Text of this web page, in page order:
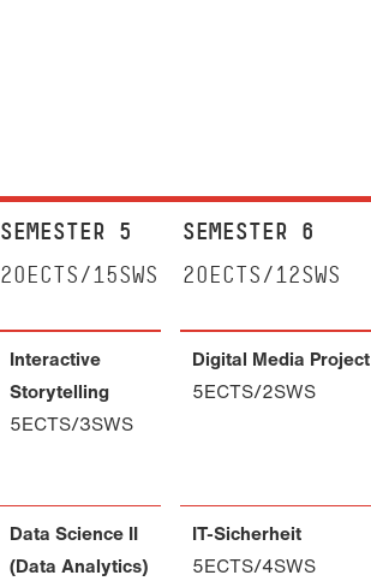
SEMESTER 5
20ECTS/15SWS
SEMESTER 6
20ECTS/12SWS
Interactive
Storytelling
5ECTS/3SWS
Digital Media Project
5ECTS/2SWS
Data Science II
(Data Analytics)
IT-Sicherheit
5ECTS/4SWS